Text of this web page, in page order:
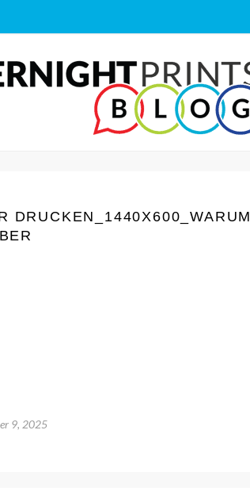
DRUCKEN_1440Х600_WARUM
9, 2025